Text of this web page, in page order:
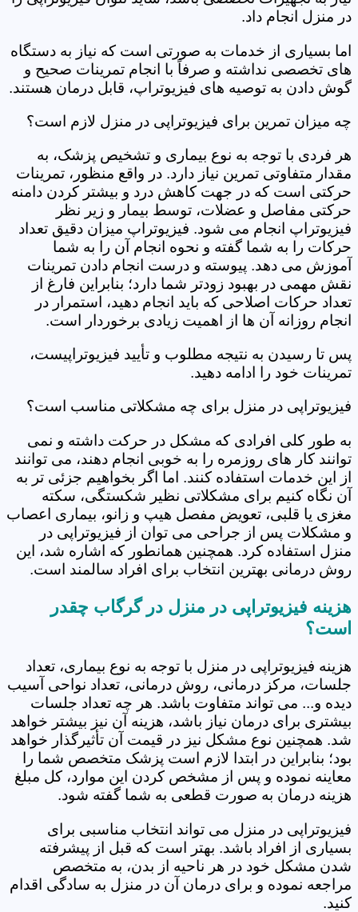
در منزل انجام داد.
اما بسیاری از خدمات به صورتی است که نیاز به دستگاه
های تخصصی نداشته و صرفاً با انجام تمرینات صحیح و
گوش دادن به توصیه های فیزیوتراپ، قابل درمان هستند.
چه میزان تمرین برای فیزیوتراپی در منزل لازم است؟
هر فردی با توجه به نوع بیماری و تشخیص پزشک، به
مقدار متفاوتی تمرین نیاز دارد. در واقع منظور، تمرینات
حرکتی است که در جهت کاهش درد و بیشتر کردن دامنه
حرکتی مفاصل و عضلات، توسط بیمار و زیر نظر
فیزیوتراپ انجام می شود. فیزیوتراپ میزان دقیق تعداد
حرکات را به شما گفته و نحوه انجام آن را به شما
آموزش می دهد. پیوسته و درست انجام دادن تمرینات
نقش مهمی در بهبود زودتر شما دارد؛ بنابراین فارغ از
تعداد حرکات اصلاحی که باید انجام دهید، استمرار در
انجام روزانه آن ها از اهمیت زیادی برخوردار است.
پس تا رسیدن به نتیجه مطلوب و تأیید فیزیوتراپیست،
تمرینات خود را ادامه دهید.
فیزیوتراپی در منزل برای چه مشکلاتی مناسب است؟
به طور کلی افرادی که مشکل در حرکت داشته و نمی
توانند کار های روزمره را به خوبی انجام دهند، می توانند
از این خدمات استفاده کنند. اما اگر بخواهیم جزئی تر به
آن نگاه کنیم برای مشکلاتی نظیر شکستگی، سکته
مغزی یا قلبی، تعویض مفصل هیپ و زانو، بیماری اعصاب
و مشکلات پس از جراحی می توان از فیزیوتراپی در
منزل استفاده کرد. همچنین همانطور که اشاره شد، این
روش درمانی بهترین انتخاب برای افراد سالمند است.
هزینه فیزیوتراپی در منزل در گرگاب چقدر
است؟
هزینه فیزیوتراپی در منزل با توجه به نوع بیماری، تعداد
جلسات، مرکز درمانی، روش درمانی، تعداد نواحی آسیب
دیده و... می تواند متفاوت باشد. هر چه تعداد جلسات
بیشتری برای درمان نیاز باشد، هزینه آن نیز بیشتر خواهد
شد. همچنین نوع مشکل نیز در قیمت آن تأثیرگذار خواهد
بود؛ بنابراین در ابتدا لازم است پزشک متخصص شما را
معاینه نموده و پس از مشخص کردن این موارد، کل مبلغ
هزینه درمان به صورت قطعی به شما گفته شود.
فیزیوتراپی در منزل می تواند انتخاب مناسبی برای
بسیاری از افراد باشد. بهتر است که قبل از پیشرفته
شدن مشکل خود در هر ناحیه از بدن، به متخصص
مراجعه نموده و برای درمان آن در منزل به سادگی اقدام
کنید.